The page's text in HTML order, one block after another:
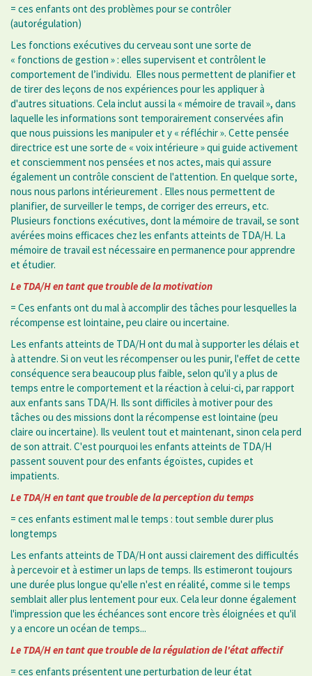
= ces enfants ont des problèmes pour se contrôler
(autorégulation)
Les fonctions exécutives du cerveau sont une sorte de
« fonctions de gestion » : elles supervisent et contrôlent le
comportement de l’individu. Elles nous permettent de planifier et
de tirer des leçons de nos expériences pour les appliquer à
d'autres situations. Cela inclut aussi la « mémoire de travail », dans
laquelle les informations sont temporairement conservées afin
que nous puissions les manipuler et y « réfléchir ». Cette pensée
directrice est une sorte de « voix intérieure » qui guide activement
et consciemment nos pensées et nos actes, mais qui assure
également un contrôle conscient de l'attention. En quelque sorte,
nous nous parlons intérieurement . Elles nous permettent de
planifier, de surveiller le temps, de corriger des erreurs, etc.
Plusieurs fonctions exécutives, dont la mémoire de travail, se sont
avérées moins efficaces chez les enfants atteints de TDA/H. La
mémoire de travail est nécessaire en permanence pour apprendre
et étudier.
Le TDA/H en tant que trouble de la motivation
= Ces enfants ont du mal à accomplir des tâches pour lesquelles la
récompense est lointaine, peu claire ou incertaine.
Les enfants atteints de TDA/H ont du mal à supporter les délais et
à attendre. Si on veut les récompenser ou les punir, l'effet de cette
conséquence sera beaucoup plus faible, selon qu'il y a plus de
temps entre le comportement et la réaction à celui-ci, par rapport
aux enfants sans TDA/H. Ils sont difficiles à motiver pour des
tâches ou des missions dont la récompense est lointaine (peu
claire ou incertaine). Ils veulent tout et maintenant, sinon cela perd
de son attrait. C'est pourquoi les enfants atteints de TDA/H
passent souvent pour des enfants égoïstes, cupides et
impatients.
Le TDA/H en tant que trouble de la perception du temps
= ces enfants estiment mal le temps : tout semble durer plus
longtemps
Les enfants atteints de TDA/H ont aussi clairement des difficultés
à percevoir et à estimer un laps de temps. Ils estimeront toujours
une durée plus longue qu'elle n'est en réalité, comme si le temps
semblait aller plus lentement pour eux. Cela leur donne également
l'impression que les échéances sont encore très éloignées et qu'il
y a encore un océan de temps...
Le TDA/H en tant que trouble de la régulation de l'état affectif
= ces enfants présentent une perturbation de leur état